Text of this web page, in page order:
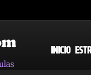
INICIO